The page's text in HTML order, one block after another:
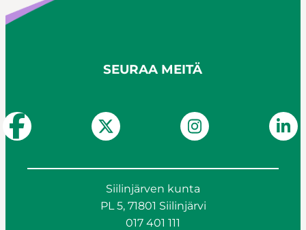
SEURAA MEITÄ
Siilinjärven kunta
PL 5, 71801 Siilinjärvi
017 401 111